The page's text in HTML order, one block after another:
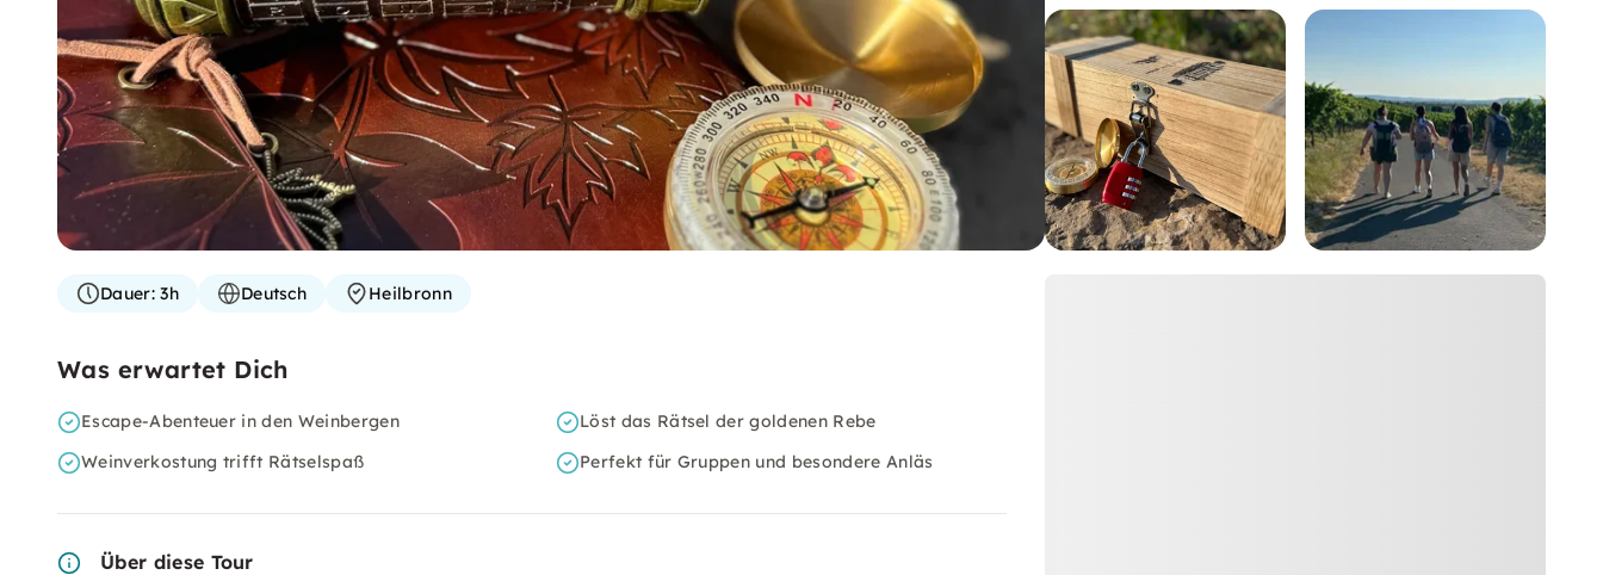
Dauer:3h Deutsch Heilbronn
Was erwartet Dich
Escape-Abenteuer in den Weinbergen
Löst das Rätsel der goldenen Rebe
Weinverkostung trifft Rätselspaß
Perfekt für Gruppen und besondere Anläs
Über diese Tour